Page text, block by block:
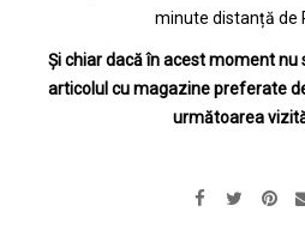
minute distanță de
Și chiar dacă în acest moment nu
articolul cu magazine preferate
următoarea